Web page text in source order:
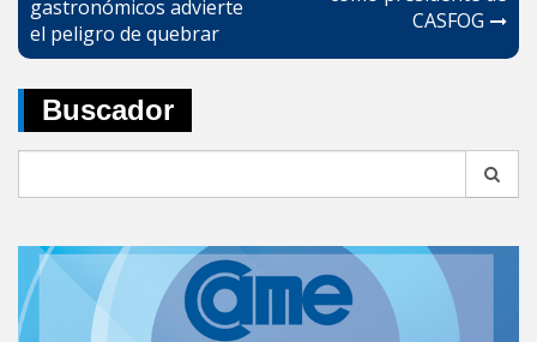
entradas
gastronómicos advierte
el peligro de quebrar
CASFOG
Buscador